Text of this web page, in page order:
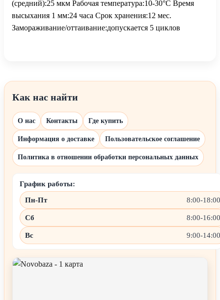
(средний):25 мкм Рабочая температура:10-30°С Время
высыхания 1 мм:24 часа Срок хранения:12 мес.
Замораживание/оттаивание:допускается 5 циклов
Как нас найти
О нас Контакты Где купить
Информация о доставке Пользовательское соглашение
Политика в отношении обработки персональных данных
График работы:
Пн-Пт
8:00-18:00
Сб 8:00-16:00
Вс 9:00-14:00